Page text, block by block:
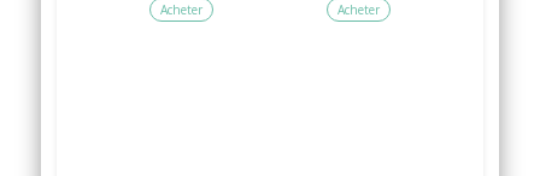
Acheter Acheter